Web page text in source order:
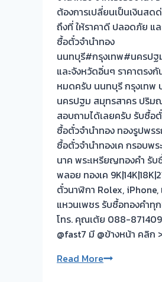
จ่าย
สด
ทันที
ไม่
ต้อง
รอ
จบไว
📌
ผล
งาน
วัน
นี้➡️รับ
ซื้อ
ตั๋ว
จำนำ
ทอง-
🇹🇭
ต้องการเปลี่ยนเป็นเงินสด
ถึงที่ ให้ราคาดี ปลอดภัย แ
ซื้อตั๋วจำนำทอง
นนทบุรี#กรุงเทพ#นครป
และจังหวัดอิ่นๆ ราคาตรงกั
หมดครับ นนทบุรี กรุงเทพ
นครปฐม สมุทรสาคร ปริม
สอบถามได้เลยครับ รับซื้อ
ซื้อตั๋วจำนำทอง ทองรูปพร
ซื้อตั๋วจำนำทองเค กรอบพร
นาค พระเหรียญทองคำ รับ
พลอย ทองเค
ตั๋วนาฬิกา Rolex, iPhone,
แหวนเพชร รับซื้อทองคำทุ
โทร. คุณเต้ย 088-
@fast7 มี @ข้างหน้า คลิก
Read Moreรับ